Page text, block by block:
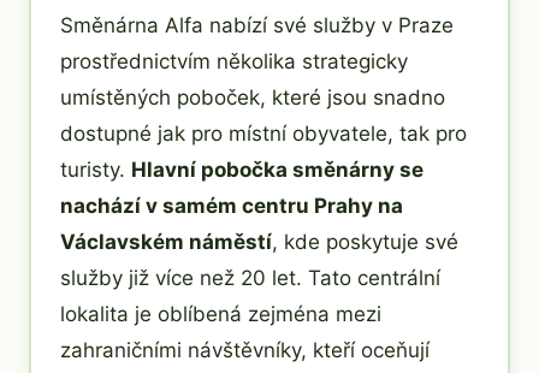
Směnárna Alfa nabízí své služby v Praze
prostřednictvím několika strategicky
umístěných poboček, které jsou snadno
dostupné jak pro místní obyvatele, tak pro
turisty. Hlavní pobočka směnárny se
nachází v samém centru Prahy na
Václavském náměstí, kde poskytuje své
služby již více než 20 let. Tato centrální
lokalita je oblíbená zejména mezi
zahraničními návštěvníky, kteří oceňují